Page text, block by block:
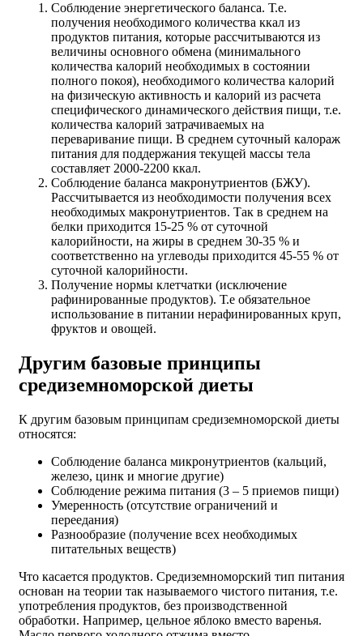
Соблюдение энергетического баланса. Т.е.
получения необходимого количества ккал из
продуктов питания, которые рассчитываются из
величины основного обмена (минимального
количества калорий необходимых в состоянии
полного покоя), необходимого количества калорий
на физическую активность и калорий из расчета
специфического динамического действия пищи, т.е.
количества калорий затрачиваемых на
переваривание пищи. В среднем суточный калораж
питания для поддержания текущей массы тела
составляет 2000-2200 ккал.
Соблюдение баланса макронутриентов (БЖУ).
Рассчитывается из необходимости получения всех
необходимых макронутриентов. Так в среднем на
белки приходится 15-25 % от суточной
калорийности, на жиры в среднем 30-35 % и
соответственно на углеводы приходится 45-55 % от
суточной калорийности.
Получение нормы клетчатки (исключение
рафинированные продуктов). Т.е обязательное
использование в питании нерафинированных круп,
фруктов и овощей.
Другим базовые принципы
средиземноморской диеты
К другим базовым принципам средиземноморской диеты
относятся:
Соблюдение баланса микронутриентов (кальций,
железо, цинк и многие другие)
Соблюдение режима питания (3 – 5 приемов пищи)
Умеренность (отсутствие ограничений и
переедания)
Разнообразие (получение всех необходимых
питательных веществ)
Что касается продуктов. Средиземноморский тип питания
основан на теории так называемого чистого питания, т.е.
употребления продуктов, без производственной
обработки. Например, цельное яблоко вместо варенья.